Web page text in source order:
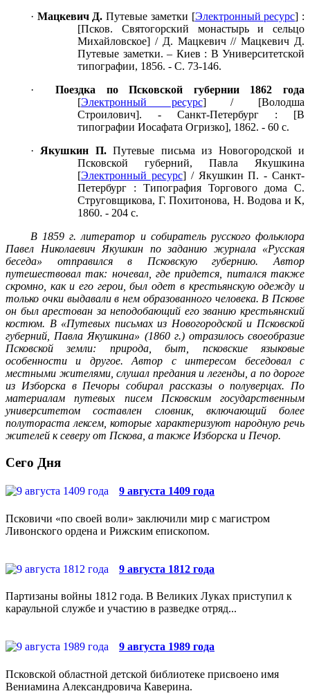
· Мацкевич Д. Путевые заметки [Электронный ресурс] :
[Псков. Святогорский монастырь и сельцо
Михайловское] / Д. Мацкевич // Мацкевич Д.
Путевые заметки. – Киев : В Университетской
типографии, 1856. - С. 73-146.
·Поездка по Псковской губернии 1862 года
[Электронный ресурс] / [Володша
Строилович]. - Санкт-Петербург : [В
типографии Иосафата Огризко], 1862. - 60 с.
· Якушкин П.Путевые письма из Новогородской и
Псковской губерний, Павла Якушкина
[Электронный ресурс] / Якушкин П. - Санкт-
Петербург : Типография Торгового дома С.
Струговщикова, Г. Похитонова, Н. Водова и К,
1860. - 204 с.
В 1859 г. литератор и собиратель русского фольклора
Павел Николаевич Якушкин по заданию журнала «Русская
беседа» отправился в Псковскую губернию. Автор
путешествовал так: ночевал, где придется, питался также
скромно, как и его герои, был одет в крестьянскую одежду и
только очки выдавали в нем образованного человека. В Пскове
он был арестован за неподобающий его званию крестьянский
костюм. В «Путевых письмах из Новогородской и Псковской
губерний, Павла Якушкина» (1860 г.) отразилось своеобразие
Псковской земли: природа, быт, псковские языковые
особенности и другое. Автор с интересом беседовал с
местными жителями, слушал предания и легенды, а по дороге
из Изборска в Печоры собирал рассказы о полуверцах. По
материалам путевых писем Псковским государственным
университетом составлен словник, включающий более
полутораста лексем, которые характеризуют народную речь
жителей к северу от Пскова, а также Изборска и Печор.
Сего Дня
9 августа 1409 года
Псковичи «по своей воли» заключили мир с магистром
Ливонского ордена и Рижским епископом.
9 августа 1812 года
Партизаны войны 1812 года. В Великих Луках приступил к
караульной службе и участию в разведке отряд...
9 августа 1989 года
Псковской областной детской библиотеке присвоено имя
Вениамина Александровича Каверина.